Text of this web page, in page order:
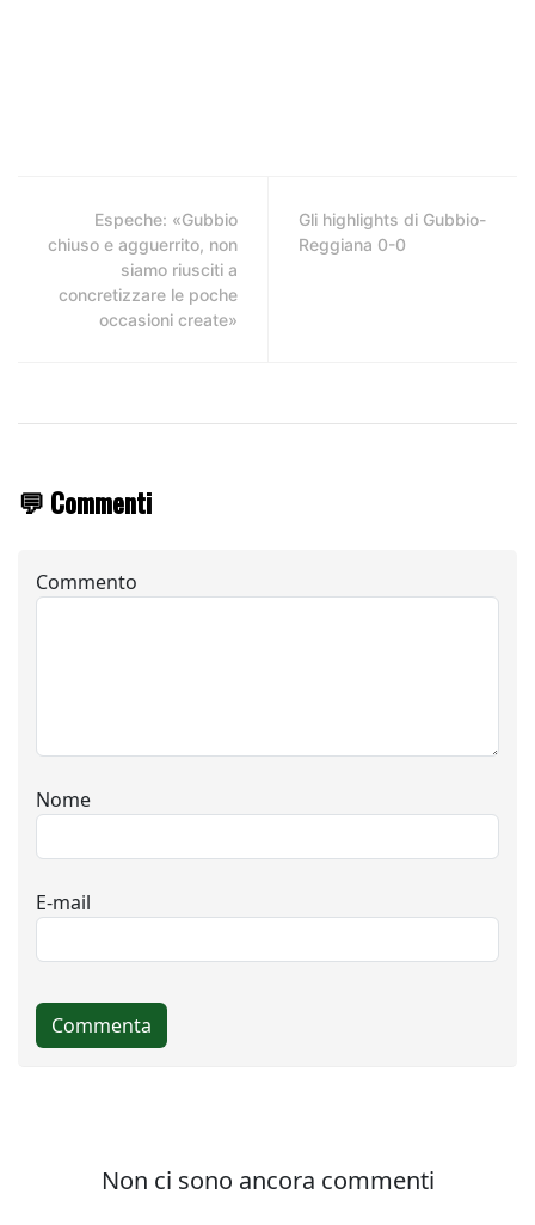
Espeche: «Gubbio
chiuso e agguerrito, non
siamo riusciti a
concretizzare le poche
occasioni create»
Gli highlights di Gubbio-
Reggiana 0-0
💬 Commenti